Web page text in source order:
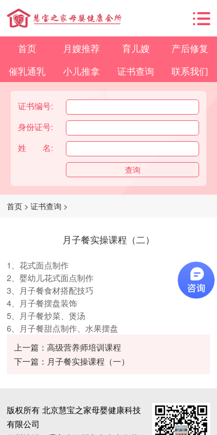
首页 月嫂推荐 育儿嫂
产后修复
催乳通乳
小儿推拿 证书查询 联系我们
证书编号:
身份证号:
姓 名:
首页 >证书查询 >
月子餐实操课程（二）
1、花式面点制作
2、婴幼儿花式面点制作
3、月子餐食材搭配技巧
4、月子餐摆盘装饰
5、月子餐炒菜、煲汤
6、月子餐甜点制作、水果摆盘
上一篇：高级营养师培训课程
下一篇：月子餐实操课程（一）
版权所有 北京慧宝之家母婴健康科技
有限公司